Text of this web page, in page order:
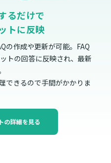
るだけで
トに反映
の作成や更新が可能。FAQ
トの回答に反映され、最新
できるので手間がかかりま
の詳細を見る